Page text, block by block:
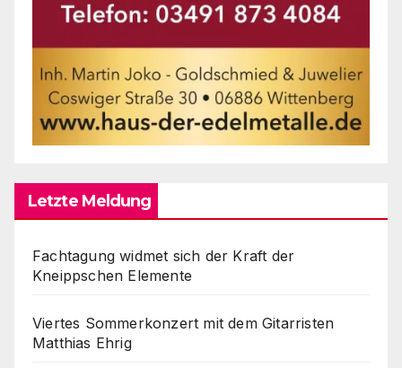
Letzte Meldung
Fachtagung widmet sich der Kraft der
Kneippschen Elemente
Viertes Sommerkonzert mit dem Gitarristen
Matthias Ehrig